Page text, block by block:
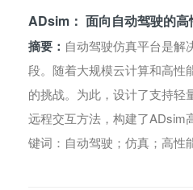
ADsim： 面向自动驾驶的高
摘要： 自动驾驶仿真平台是解
段。随着大规模云计算和高性
的挑战。为此，设计了支持轻
远程交互方法，构建了ADsim
键词：自动驾驶；仿真；高性